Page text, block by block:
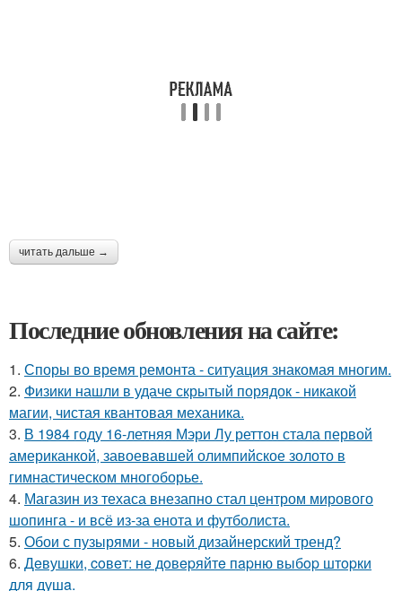
читать дальше →
Последние обновления на сайте:
1. Споры во время ремонта - ситуация знакомая многим.
2. Физики нашли в удаче скрытый порядок - никакой
магии, чистая квантовая механика.
3. В 1984 году 16-летняя Мэри Лу реттон стала первой
американкой, завоевавшей олимпийское золото в
гимнастическом многоборье.
4. Магазин из техаса внезапно стал центром мирового
шопинга - и всё из-за енота и футболиста.
5. Обои с пузырями - новый дизайнерский тренд?
6. Дeвушки, coвeт: нe дoвepяйтe пapню выбop штopки
для душa.